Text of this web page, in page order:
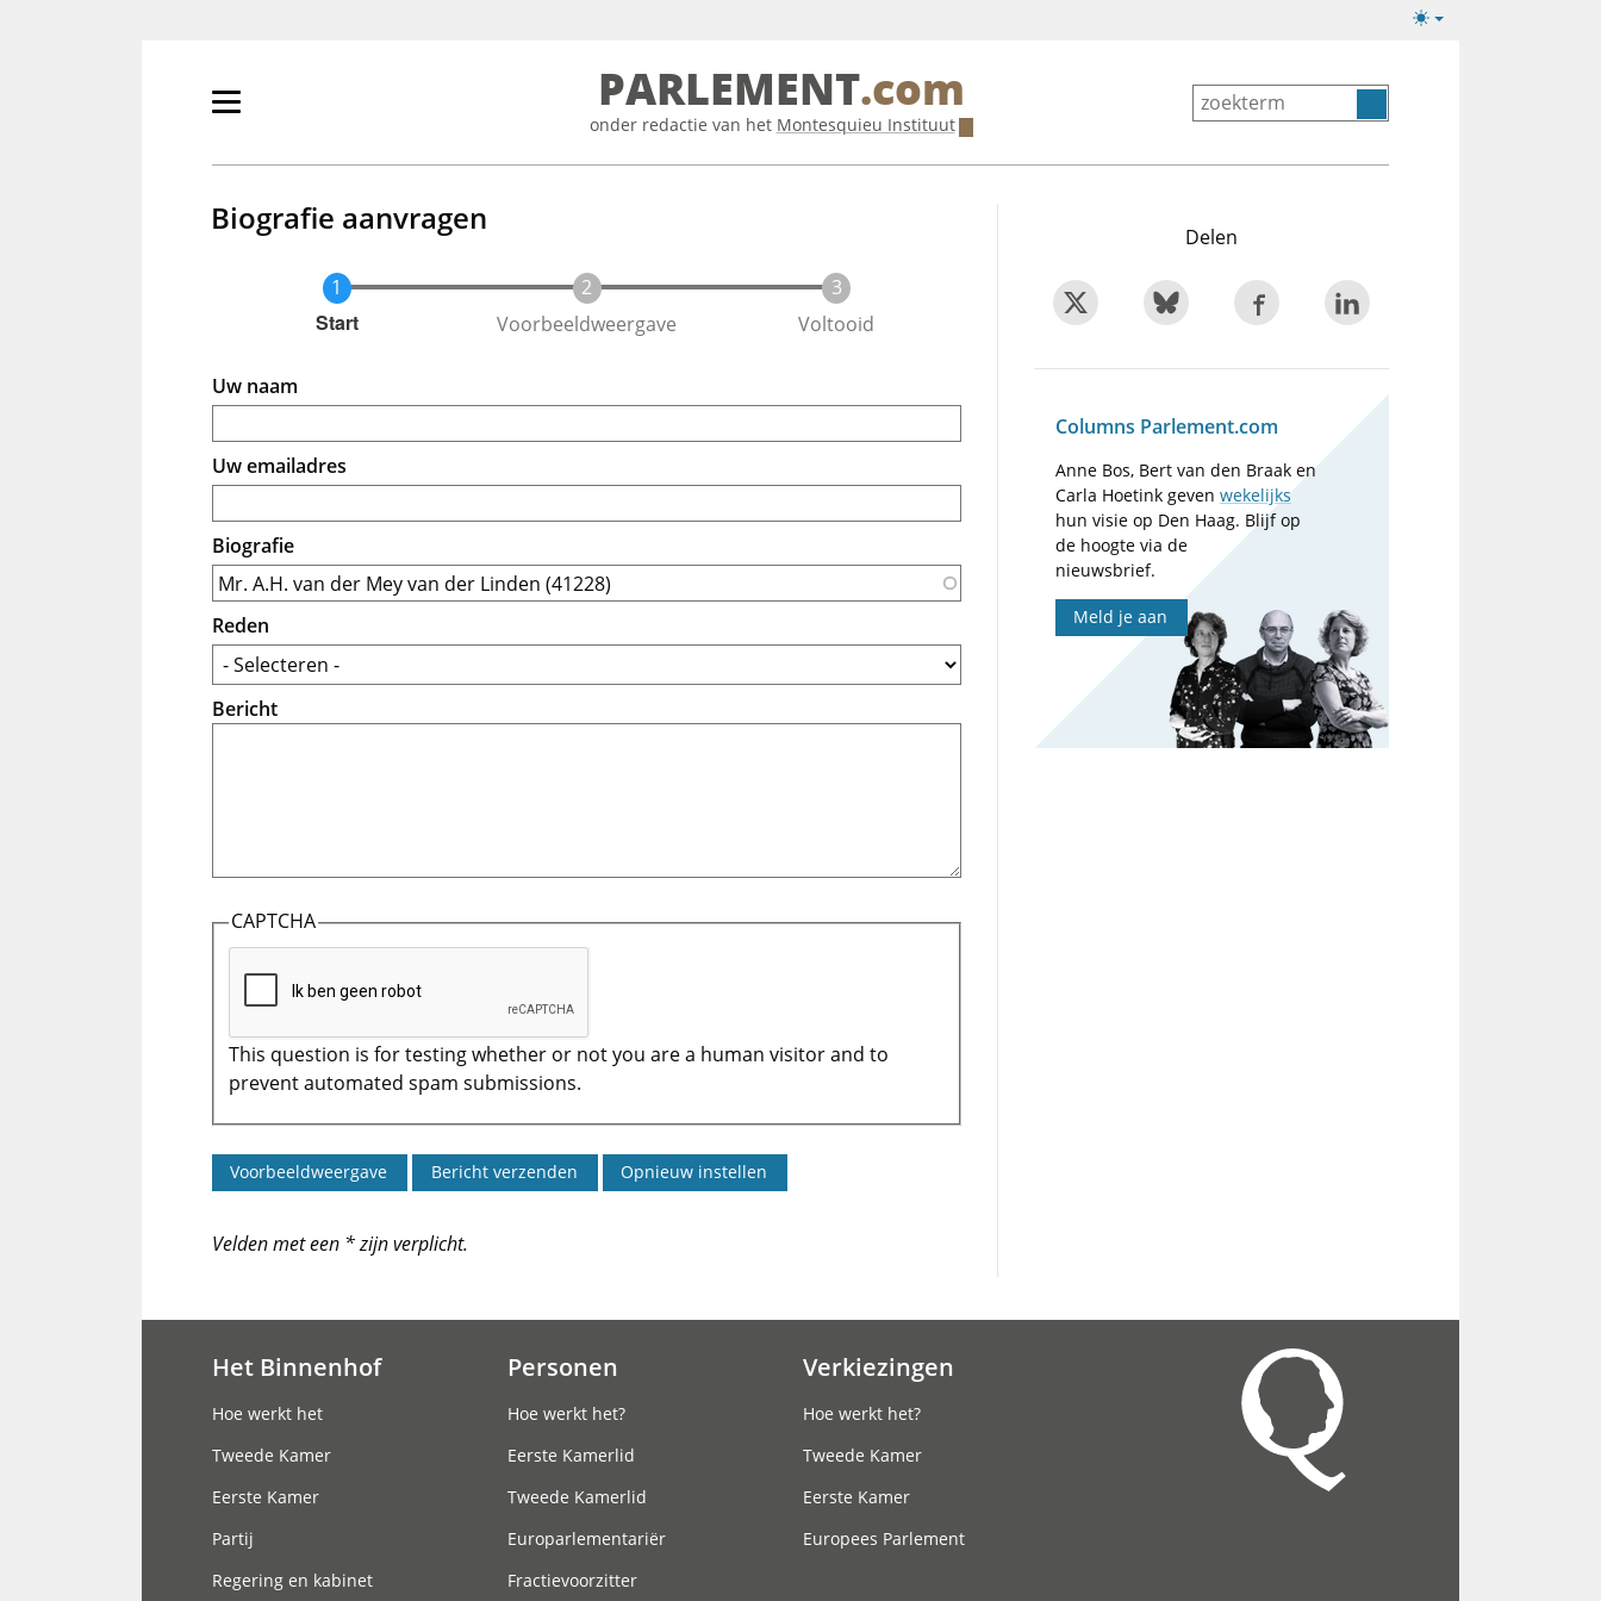
Lichte/donkere
Primair
tonen/verbergen
PARLEMENT.com
onder redactie van het Montesquieu Instituut
Biografie aanvragen
Huidige
Start Voorbeeldweergave Voltooid
Uw naam
Uw emailadres
Biografie
Reden
Bericht
CAPTCHA
This question is for testing whether or not you are a human visitor and to
prevent automated spam submissions.
Velden met een * zijn verplicht.
Delen
Columns Parlement.com
Anne Bos, Bert van den Braak en
Carla Hoetink gevenwekelijks
hun visie op Den Haag. Blijf op
de hoogte via de
nieuwsbrief.
Meld je aan
Het Binnenhof
Hoe werkt het
Tweede Kamer
Eerste Kamer
Partij
Regering en kabinet
Personen
Hoe werkt het?
Eerste Kamerlid
Tweede Kamerlid
Europarlementariër
Fractievoorzitter
Verkiezingen
Hoe werkt het?
Tweede Kamer
Eerste Kamer
Europees Parlement